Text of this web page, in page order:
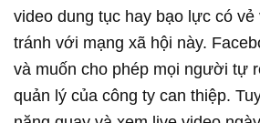
video dung tục hay bạo lực có
tránh với mạng xã hội này.
và muốn cho phép mọi người tự
quản lý của công ty can thiệp.